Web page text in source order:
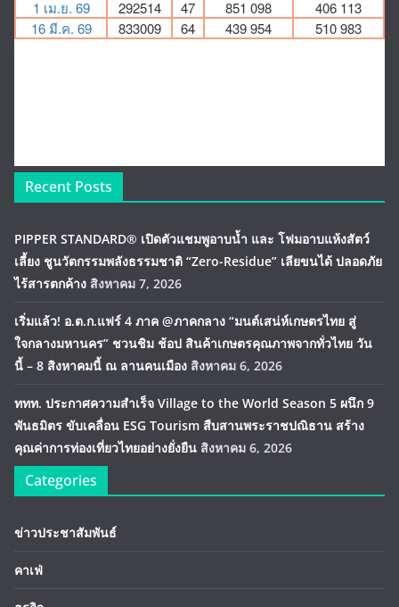
Recent Posts
PIPPER STANDARD® เปิดตัวแชมพูอาบน้ำ และ โฟมอาบแห้งสัตว์
เลี้ยง ชูนวัตกรรมพลังธรรมชาติ “Zero-Residue” เลียขนได้ ปลอดภัย
ไร้สารตกค้าง สิงหาคม 7, 2026
เริ่มแล้ว! อ.ต.ก.แฟร์ 4 ภาค @ภาคกลาง “มนต์เสน่ห์เกษตรไทย สู่
ใจกลางมหานคร” ชวนชิม ช้อป สินค้าเกษตรคุณภาพจากทั่วไทย วัน
นี้ – 8 สิงหาคมนี้ ณ ลานคนเมือง สิงหาคม 6, 2026
ททท. ประกาศความสำเร็จ Village to the World Season 5 ผนึก 9
พันธมิตร ขับเคลื่อน ESG Tourism สืบสานพระราชปณิธาน สร้าง
คุณค่าการท่องเที่ยวไทยอย่างยั่งยืน สิงหาคม 6, 2026
Categories
ข่าวประชาสัมพันธ์
คาเฟ่